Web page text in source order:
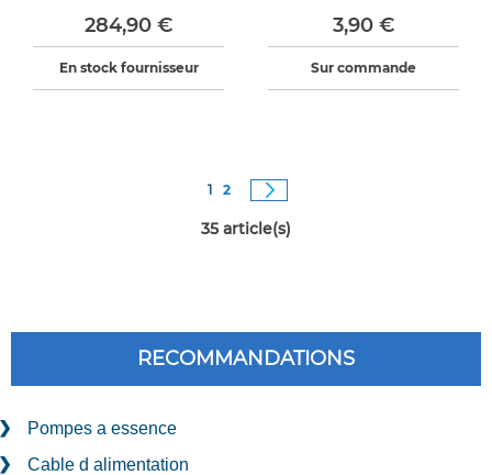
Bleu
284,90 €
En stock fournisseur
3,90 €
Sur commande
Page
Vous êtes actuellement sur la page
1 Page
2
35 article(s)
RECOMMANDATIONS
Pompes a essence
Cable d alimentation